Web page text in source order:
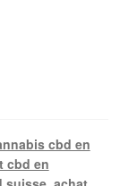
cbd en
cbd en